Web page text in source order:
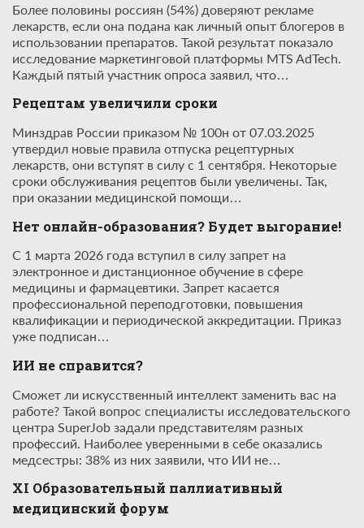
Более половины россиян (54%) доверяют рекламе
лекарств, если она подана как личный опыт блогеров в
использовании препаратов. Такой результат показало
исследование маркетинговой платформы MTS AdTech.
Каждый пятый участник опроса заявил, что…
Рецептам увеличили сроки
Минздрав России приказом № 100н от 07.03.2025
утвердил новые правила отпуска рецептурных
лекарств, они вступят в силу с 1 сентября. Некоторые
сроки обслуживания рецептов были увеличены. Так,
при оказании медицинской помощи…
Нет онлайн-образования? Будет выгорание!
С 1 марта 2026 года вступил в силу запрет на
электронное и дистанционное обучение в сфере
медицины и фармацевтики. Запрет касается
профессиональной переподготовки, повышения
квалификации и периодической аккредитации. Приказ
уже подписан…
ИИ не справится?
Сможет ли искусственный интеллект заменить вас на
работе? Такой вопрос специалисты исследовательского
центра SuperJob задали представителям разных
профессий. Наиболее уверенными в себе оказались
медсестры: 38% из них заявили, что ИИ не…
XI Образовательный паллиативный
медицинский форум